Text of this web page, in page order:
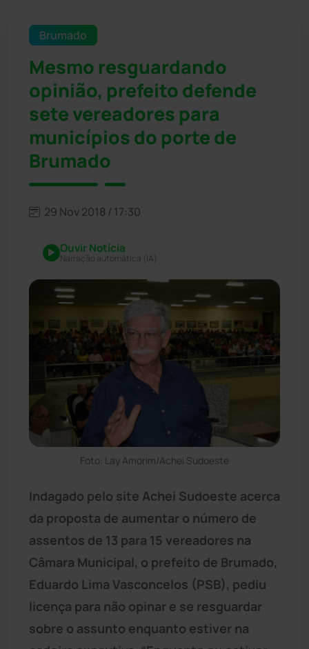
Brumado
Mesmo resguardando
opinião, prefeito defende
sete vereadores para
municípios do porte de
Brumado
29 Nov 2018 / 17:30
Ouvir Notícia
Narração automática (IA)
Foto: Lay Amorim/Achei Sudoeste
Indagado pelo site Achei Sudoeste acerca
da proposta de aumentar o número de
assentos de 13 para 15 vereadores na
Câmara Municipal, o prefeito de Brumado,
Eduardo Lima Vasconcelos (PSB), pediu
licença para não opinar e se resguardar
sobre o assunto enquanto estiver na